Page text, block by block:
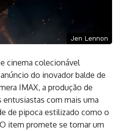
Jen Lennon
cinema colecionável
do inovador balde de
IMAX, a produção de
com mais uma
de pipoca estilizado como o
item promete se tornar um